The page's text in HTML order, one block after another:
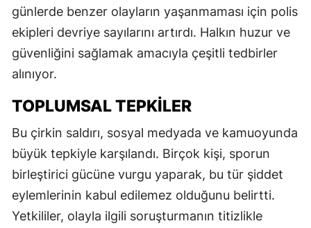
günlerde benzer olayların yaşanmaması için polis
ekipleri devriye sayılarını artırdı. Halkın huzur ve
güvenliğini sağlamak amacıyla çeşitli tedbirler
alınıyor.
TOPLUMSAL TEPKILER
Bu çirkin saldırı, sosyal medyada ve kamuoyunda
büyük tepkiyle karşılandı. Birçok kişi, sporun
birleştirici gücüne vurgu yaparak, bu tür şiddet
eylemlerinin kabul edilemez olduğunu belirtti.
Yetkililer, olayla ilgili soruşturmanın titizlikle